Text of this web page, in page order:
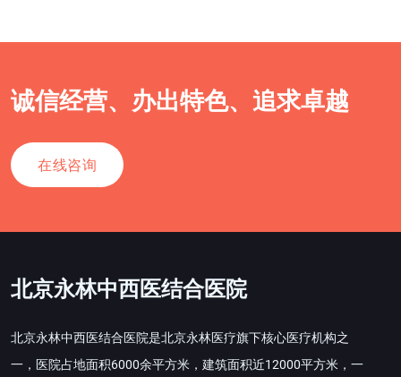
诚信经营、办出特色、追求卓越
在线咨询
北京永林中西医结合医院
北京永林中西医结合医院是北京永林医疗旗下核心医疗机构之
一，医院占地面积6000余平方米，建筑面积近12000平方米，一